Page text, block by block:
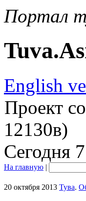
Портал
English
Проект
12130в)
Сегодня
На главную |
20 октября 2013 Тува.